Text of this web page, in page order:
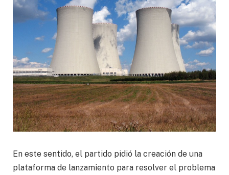
En este sentido, el partido pidió la creación de una
plataforma de lanzamiento para resolver el problema